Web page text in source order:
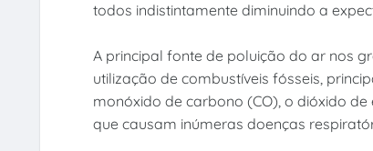
todos indistintamente diminuindo a
A principal fonte de poluição do ar nos
utilização de combustíveis fósseis,
monóxido de carbono (CO), o dióxido
que causam inúmeras doenças